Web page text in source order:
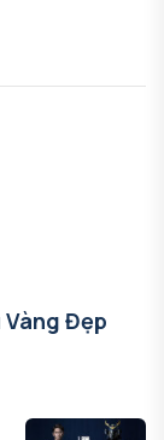
Vàng Đẹp